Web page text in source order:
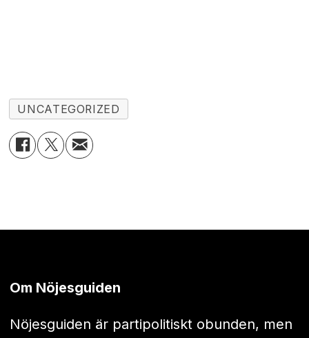
UNCATEGORIZED
Om Nöjesguiden
Nöjesguiden är partipolitiskt obunden, men